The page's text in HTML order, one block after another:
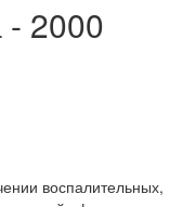
2000
воспалительных,